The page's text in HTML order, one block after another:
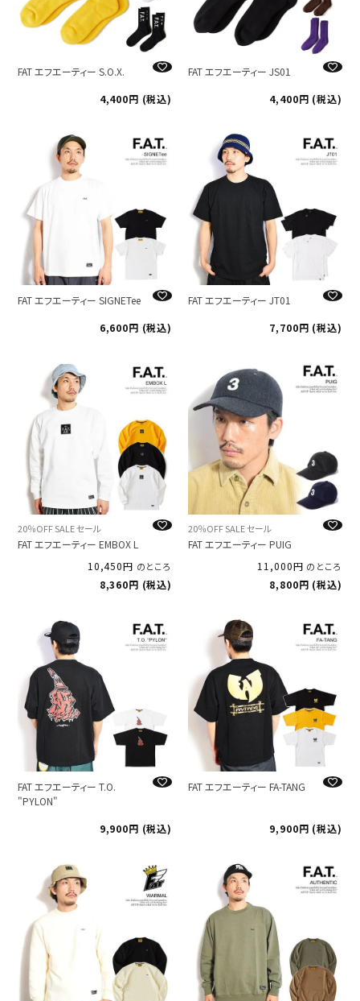
FAT エフエーティー S.O.X.
4,400
税込
FAT エフエーティー JS01
4,400
税込
FAT エフエーティー SIGNETee
6,600
税込
FAT エフエーティー JT01
7,700
税込
20％OFF SALE セール
FAT エフエーティー EMBOX L
10,450
のところ
8,360 税込
20％OFF SALE セール
FAT エフエーティー PUIG
11,000
のところ
8,800 税込
FAT エフエーティー T.O.
"PYLON"
9,900
税込
FAT エフエーティー FA-TANG
9,900 税込